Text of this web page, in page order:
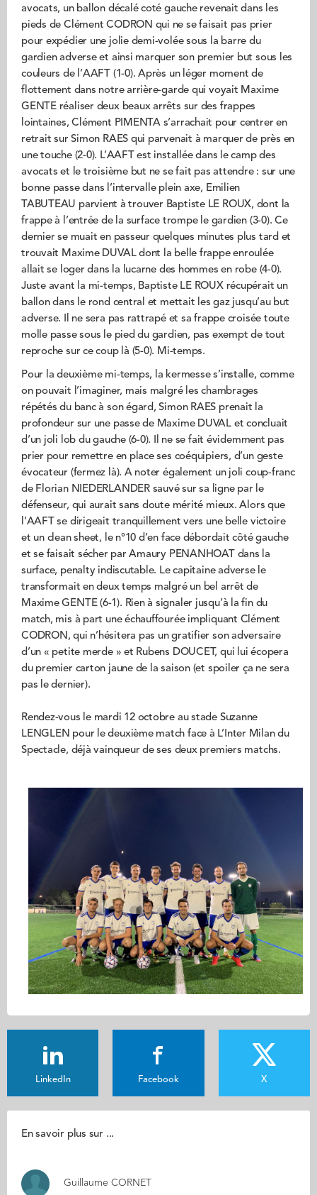
avocats, un ballon décalé coté gauche revenait dans les
pieds de Clément CODRON qui ne se faisait pas prier
pour expédier une jolie demi-volée sous la barre du
gardien adverse et ainsi marquer son premier but sous les
couleurs de l’AAFT (1-0). Après un léger moment de
flottement dans notre arrière-garde qui voyait Maxime
GENTE réaliser deux beaux arrêts sur des frappes
lointaines, Clément PIMENTA s’arrachait pour centrer en
retrait sur Simon RAES qui parvenait à marquer de près en
une touche (2-0). L’AAFT est installée dans le camp des
avocats et le troisième but ne se fait pas attendre : sur une
bonne passe dans l’intervalle plein axe, Emilien
TABUTEAU parvient à trouver Baptiste LE ROUX, dont la
frappe à l’entrée de la surface trompe le gardien (3-0). Ce
dernier se muait en passeur quelques minutes plus tard et
trouvait Maxime DUVAL dont la belle frappe enroulée
allait se loger dans la lucarne des hommes en robe (4-0).
Juste avant la mi-temps, Baptiste LE ROUX récupérait un
ballon dans le rond central et mettait les gaz jusqu’au but
adverse. Il ne sera pas rattrapé et sa frappe croisée toute
molle passe sous le pied du gardien, pas exempt de tout
reproche sur ce coup là (5-0). Mi-temps.
Pour la deuxième mi-temps, la kermesse s’installe, comme
on pouvait l’imaginer, mais malgré les chambrages
répétés du banc à son égard, Simon RAES prenait la
profondeur sur une passe de Maxime DUVAL et concluait
d’un joli lob du gauche (6-0). Il ne se fait évidemment pas
prier pour remettre en place ses coéquipiers, d’un geste
évocateur (fermez là). A noter également un joli coup-franc
de Florian NIEDERLANDER sauvé sur sa ligne par le
défenseur, qui aurait sans doute mérité mieux. Alors que
l’AAFT se dirigeait tranquillement vers une belle victoire
et un clean sheet, le n°10 d’en face débordait côté gauche
et se faisait sécher par Amaury PENANHOAT dans la
surface, penalty indiscutable. Le capitaine adverse le
transformait en deux temps malgré un bel arrêt de
Maxime GENTE (6-1). Rien à signaler jusqu’à la fin du
match, mis à part une échauffourée impliquant Clément
CODRON, qui n’hésitera pas un gratifier son adversaire
d’un « petite merde » et Rubens DOUCET, qui lui écopera
du premier carton jaune de la saison (et spoiler ça ne sera
pas le dernier).
Rendez-vous le mardi 12 octobre au stade Suzanne
LENGLEN pour le deuxième match face à L’Inter Milan du
Spectacle, déjà vainqueur de ses deux premiers matchs.
LinkedIn Facebook X
En savoir plus sur ...
Guillaume CORNET